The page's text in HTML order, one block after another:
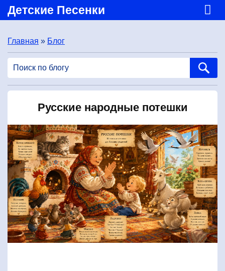
Детские Песенки
Главная » Блог
Русские народные потешки